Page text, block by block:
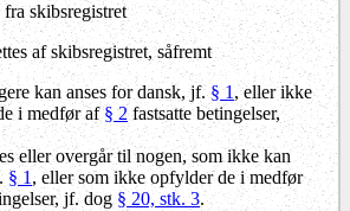
skibsregistret
af skibsregistret, såfremt
kan anses for dansk, jf.§ 1 , eller ikke
i medfør af§ 2fastsatte betingelser,
eller overgår til nogen, som ikke kan
§ 1 , eller som ikke opfylder de i medfør
jf. dog§ 20, stk. 3.